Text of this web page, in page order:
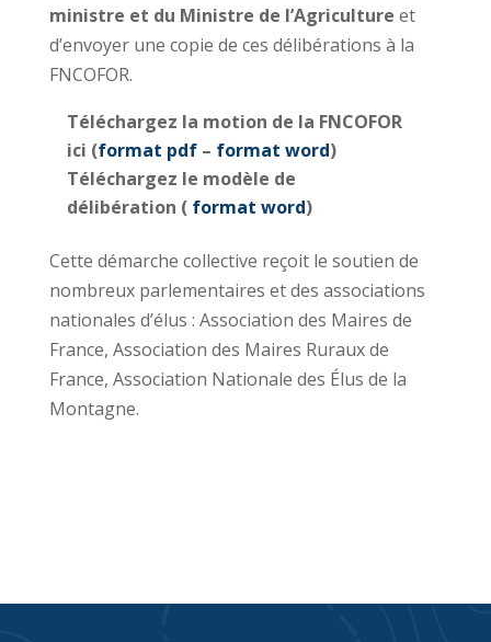
ministre et du Ministre de l’Agriculture et
d’envoyer une copie de ces délibérations à la
FNCOFOR.
Téléchargez la motion de la FNCOFOR
ici (format pdf – format word)
Téléchargez le modèle de
délibération ( format word)
Cette démarche collective reçoit le soutien de
nombreux parlementaires et des associations
nationales d’élus : Association des Maires de
France, Association des Maires Ruraux de
France, Association Nationale des Élus de la
Montagne.